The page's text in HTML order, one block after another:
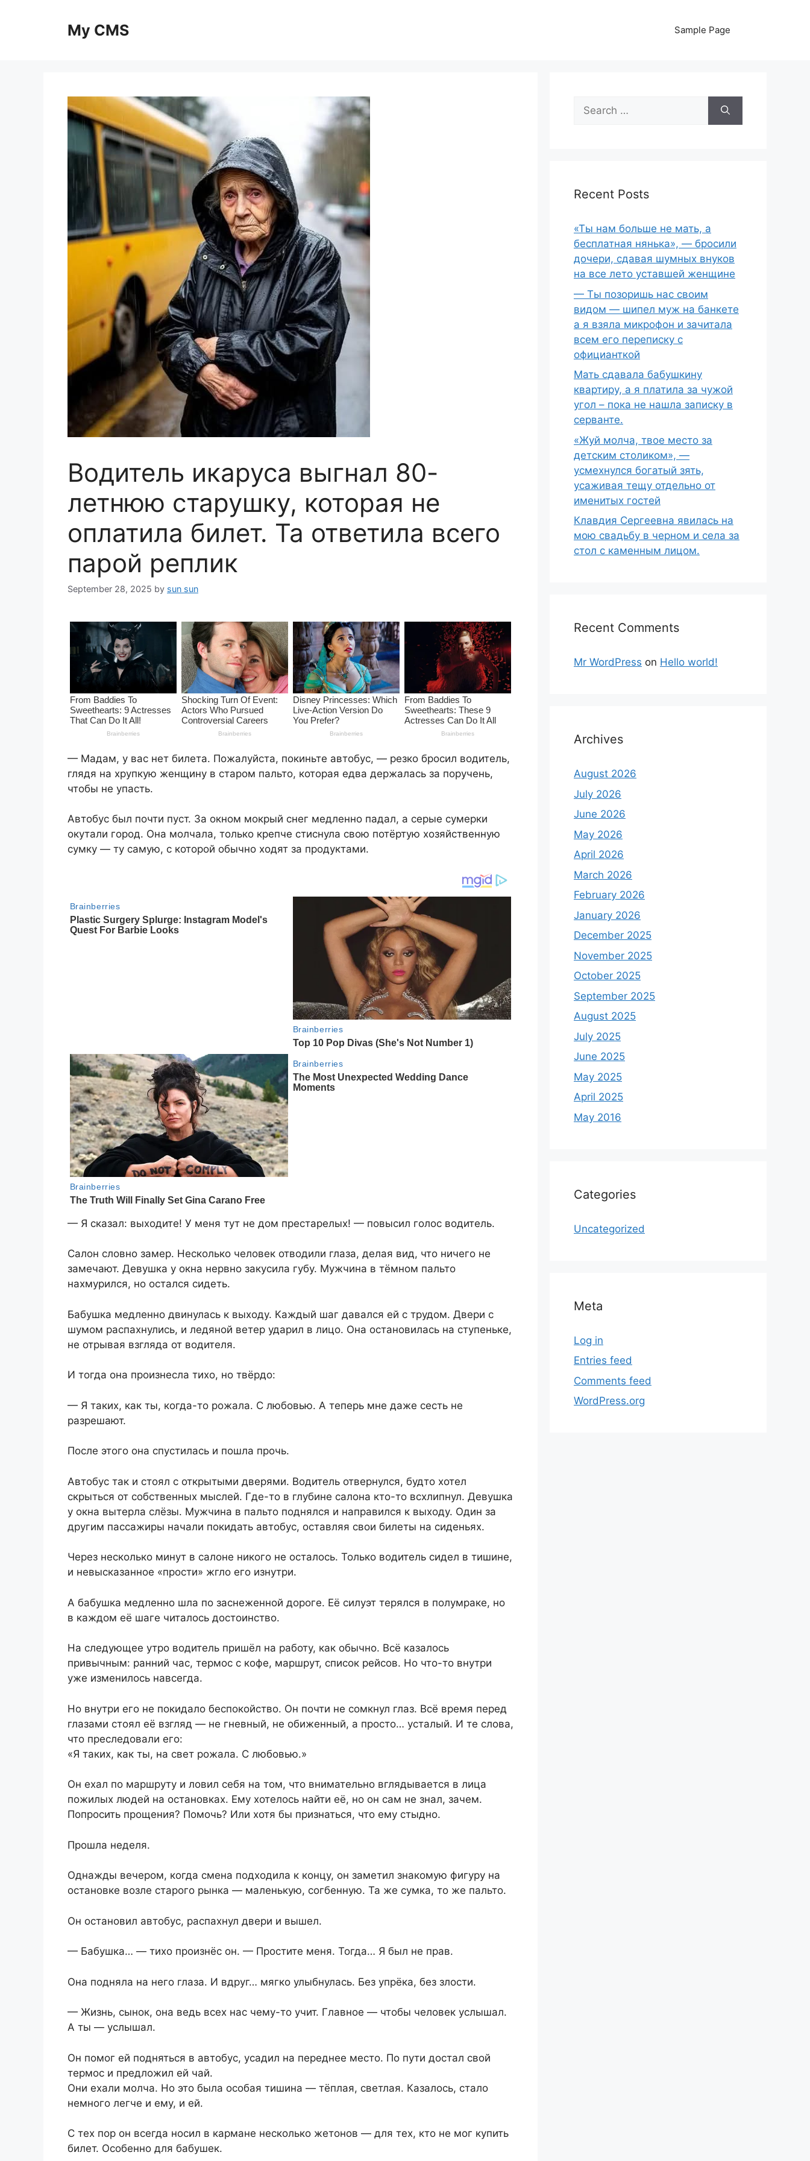
My CMS Sample Page
Водитель икаруса выгнал 80-
летнюю старушку, которая не
оплатила билет. Та ответила всего
парой реплик
September 28, 2025 by sun sun
— Мадам, у вас нет билета. Пожалуйста, покиньте автобус, — резко бросил водитель,
глядя на хрупкую женщину в старом пальто, которая едва держалась за поручень,
чтобы не упасть.
Автобус был почти пуст. За окном мокрый снег медленно падал, а серые сумерки
окутали город. Она молчала, только крепче стиснула свою потёртую хозяйственную
сумку — ту самую, с которой обычно ходят за продуктами.
— Я сказал: выходите! У меня тут не дом престарелых! — повысил голос водитель.
Салон словно замер. Несколько человек отводили глаза, делая вид, что ничего не
замечают. Девушка у окна нервно закусила губу. Мужчина в тёмном пальто
нахмурился, но остался сидеть.
Бабушка медленно двинулась к выходу. Каждый шаг давался ей с трудом. Двери с
шумом распахнулись, и ледяной ветер ударил в лицо. Она остановилась на ступеньке,
не отрывая взгляда от водителя.
И тогда она произнесла тихо, но твёрдо:
— Я таких, как ты, когда-то рожала. С любовью. А теперь мне даже сесть не
разрешают.
После этого она спустилась и пошла прочь.
Автобус так и стоял с открытыми дверями. Водитель отвернулся, будто хотел
скрыться от собственных мыслей. Где-то в глубине салона кто-то всхлипнул. Девушка
у окна вытерла слёзы. Мужчина в пальто поднялся и направился к выходу. Один за
другим пассажиры начали покидать автобус, оставляя свои билеты на сиденьях.
Через несколько минут в салоне никого не осталось. Только водитель сидел в тишине,
и невысказанное «прости» жгло его изнутри.
А бабушка медленно шла по заснеженной дороге. Её силуэт терялся в полумраке, но
в каждом её шаге читалось достоинство.
На следующее утро водитель пришёл на работу, как обычно. Всё казалось
привычным: ранний час, термос с кофе, маршрут, список рейсов. Но что-то внутри
уже изменилось навсегда.
Но внутри его не покидало беспокойство. Он почти не сомкнул глаз. Всё время перед
глазами стоял её взгляд — не гневный, не обиженный, а просто… усталый. И те слова,
что преследовали его:
«Я таких, как ты, на свет рожала. С любовью.»
Он ехал по маршруту и ловил себя на том, что внимательно вглядывается в лица
пожилых людей на остановках. Ему хотелось найти её, но он сам не знал, зачем.
Попросить прощения? Помочь? Или хотя бы признаться, что ему стыдно.
Прошла неделя.
Однажды вечером, когда смена подходила к концу, он заметил знакомую фигуру на
остановке возле старого рынка — маленькую, согбенную. Та же сумка, то же пальто.
Он остановил автобус, распахнул двери и вышел.
— Бабушка… — тихо произнёс он. — Простите меня. Тогда… Я был не прав.
Она подняла на него глаза. И вдруг… мягко улыбнулась. Без упрёка, без злости.
— Жизнь, сынок, она ведь всех нас чему-то учит. Главное — чтобы человек услышал.
А ты — услышал.
Он помог ей подняться в автобус, усадил на переднее место. По пути достал свой
термос и предложил ей чай.
Они ехали молча. Но это была особая тишина — тёплая, светлая. Казалось, стало
немного легче и ему, и ей.
С тех пор он всегда носил в кармане несколько жетонов — для тех, кто не мог купить
билет. Особенно для бабушек.
Search
for:
Recent Posts
«Ты нам больше не мать, а
бесплатная нянька», — бросили
дочери, сдавая шумных внуков
на все лето уставшей женщине
— Ты позоришь нас своим
видом — шипел муж на банкете
а я взяла микрофон и зачитала
всем его переписку с
официанткой
Мать сдавала бабушкину
квартиру, а я платила за чужой
угол – пока не нашла записку в
серванте.
«Жуй молча, твое место за
детским столиком», —
усмехнулся богатый зять,
усаживая тещу отдельно от
именитых гостей
Клавдия Сергеевна явилась на
мою свадьбу в черном и села за
стол с каменным лицом.
Recent Comments
Mr WordPress on Hello world!
Archives
August 2026
July 2026
June 2026
May 2026
April 2026
March 2026
February 2026
January 2026
December 2025
November 2025
October 2025
September 2025
August 2025
July 2025
June 2025
May 2025
April 2025
May 2016
Categories
Uncategorized
Meta
Log in
Entries feed
Comments feed
WordPress.org